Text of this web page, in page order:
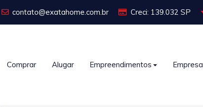
contato@exatahome.com.br Creci: 139.032 SP
Comprar Alugar Empreendimentos Empresa